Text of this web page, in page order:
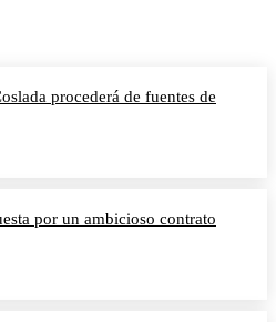
procederá de fuentes de
por un ambicioso contrato